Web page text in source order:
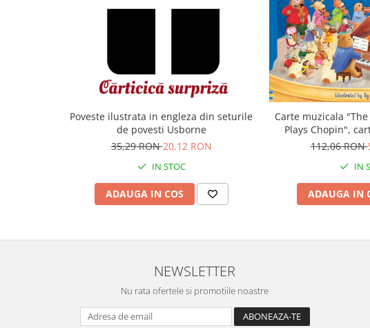
Poveste ilustrata in engleza din seturile
de povesti Usborne
35,29 RON20,12 RON
IN STOC
ADAUGA IN COS
Carte muzicala
Plays Chopin",
112,06 RON
IN
ADAUGA IN
NEWSLETTER
Nu rata ofertele si promotiile noastre